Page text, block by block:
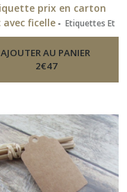
prix en carton
avec ficelle - Etiquettes Et
AJOUTER AU PANIER
2€47